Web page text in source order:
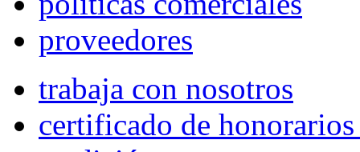
proveedores
trabaja con nosotros
certificado de